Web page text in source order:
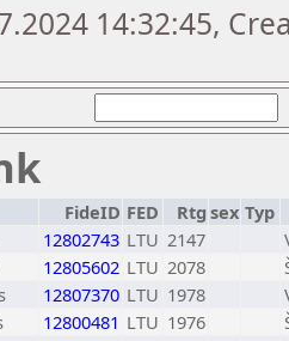
14:32:45,
FideID FED Rtg sex Typ
12802743 LTU 2147
12805602 LTU 2078
12807370 LTU 1978
12800481 LTU 1976